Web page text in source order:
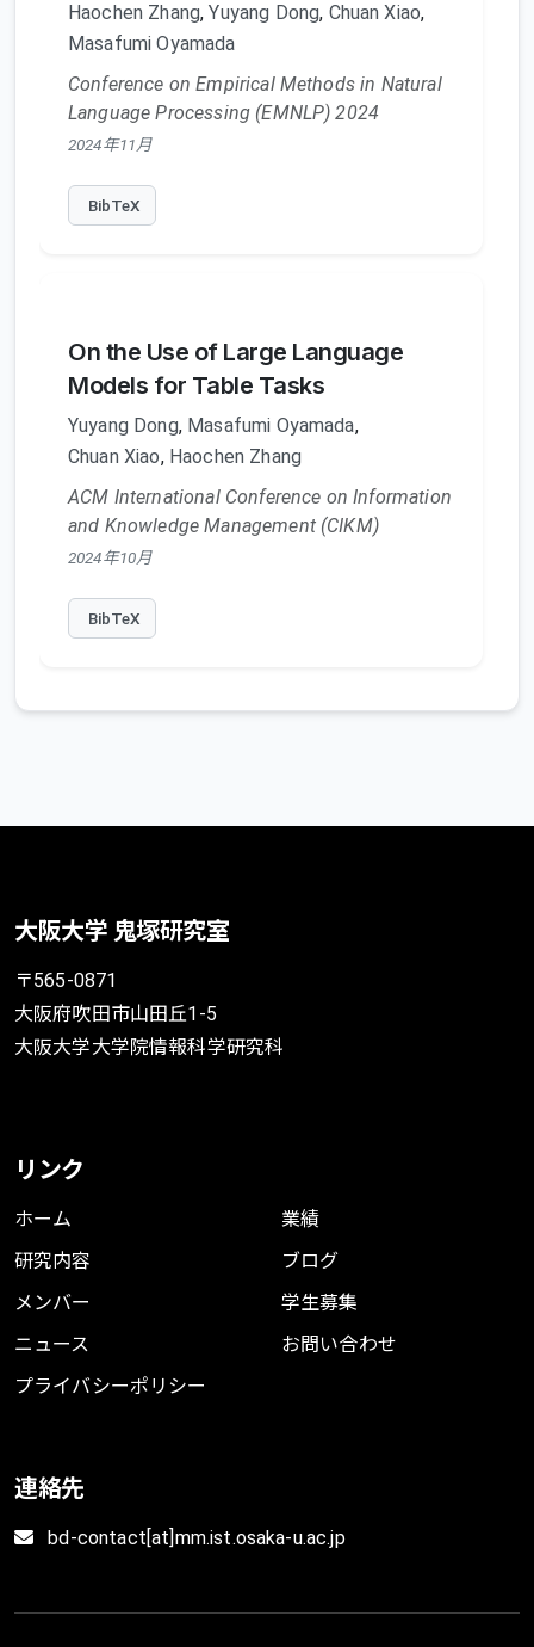
Haochen Zhang,Yuyang Dong, Chuan Xiao,
Masafumi Oyamada
Conference on Empirical Methods in Natural
Language Processing (EMNLP) 2024
2024年11月
BibTeX
On the Use of Large Language
Models for Table Tasks
Yuyang Dong, Masafumi Oyamada,
Chuan Xiao, Haochen Zhang
ACM International Conference on Information
and Knowledge Management (CIKM)
2024年10月
BibTeX
大阪大学 鬼塚研究室
〒565-0871
大阪府吹田市山田丘1-5
大阪大学大学院情報科学研究科
リンク
ホーム
研究内容
メンバー
ニュース
プライバシーポリシー
業績
ブログ
学生募集
お問い合わせ
連絡先
bd-contact[at]mm.ist.osaka-u.ac.jp